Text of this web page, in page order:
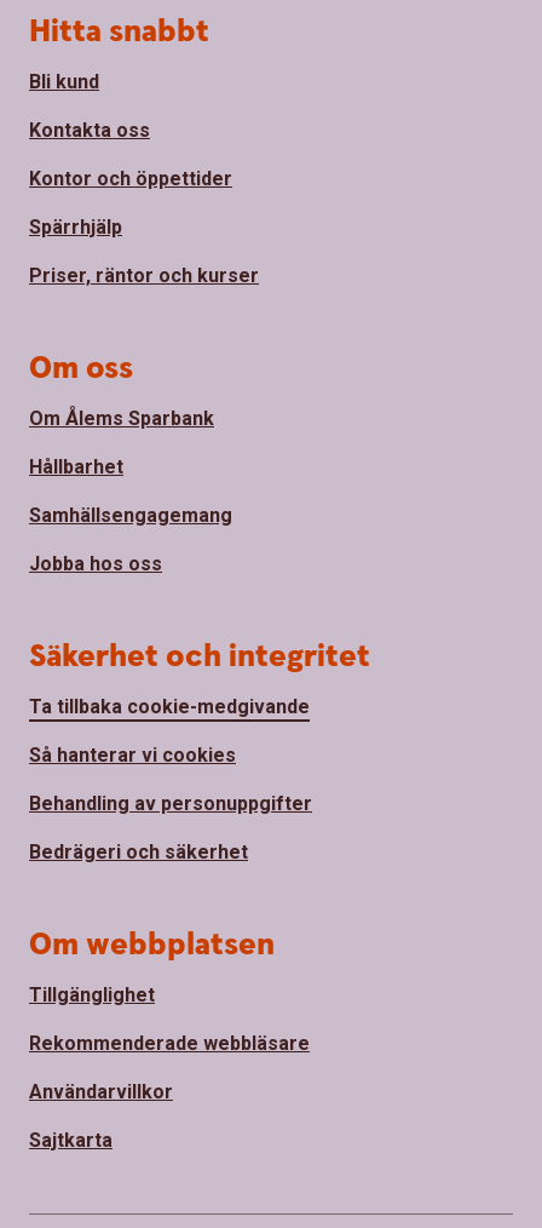
Sidfot
Hitta snabbt
Bli kund
Kontakta oss
Kontor och öppettider
Spärrhjälp
Priser, räntor och kurser
Om oss
Om Ålems Sparbank
Hållbarhet
Samhällsengagemang
Jobba hos oss
Säkerhet och integritet
Ta tillbaka cookie-medgivande
Så hanterar vi cookies
Behandling av personuppgifter
Bedrägeri och säkerhet
Om webbplatsen
Tillgänglighet
Rekommenderade webbläsare
Användarvillkor
Sajtkarta